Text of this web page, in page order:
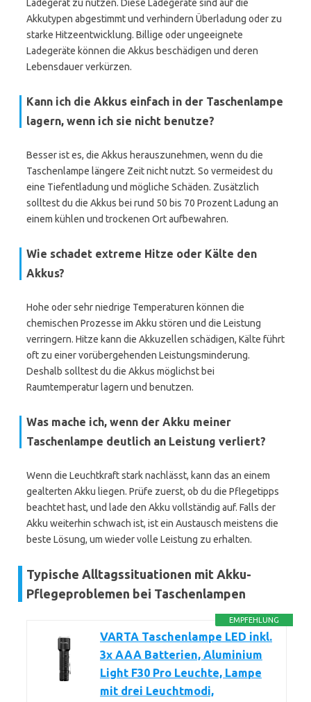
Ladegerät zu nutzen. Diese Ladegeräte sind auf die
Akkutypen abgestimmt und verhindern Überladung oder zu
starke Hitzeentwicklung. Billige oder ungeeignete
Ladegeräte können die Akkus beschädigen und deren
Lebensdauer verkürzen.
Kann ich die Akkus einfach in der Taschenlampe
lagern, wenn ich sie nicht benutze?
Besser ist es, die Akkus herauszunehmen, wenn du die
Taschenlampe längere Zeit nicht nutzt. So vermeidest du
eine Tiefentladung und mögliche Schäden. Zusätzlich
solltest du die Akkus bei rund 50 bis 70 Prozent Ladung an
einem kühlen und trockenen Ort aufbewahren.
Wie schadet extreme Hitze oder Kälte den
Akkus?
Hohe oder sehr niedrige Temperaturen können die
chemischen Prozesse im Akku stören und die Leistung
verringern. Hitze kann die Akkuzellen schädigen, Kälte führt
oft zu einer vorübergehenden Leistungsminderung.
Deshalb solltest du die Akkus möglichst bei
Raumtemperatur lagern und benutzen.
Was mache ich, wenn der Akku meiner
Taschenlampe deutlich an Leistung verliert?
Wenn die Leuchtkraft stark nachlässt, kann das an einem
gealterten Akku liegen. Prüfe zuerst, ob du die Pflegetipps
beachtet hast, und lade den Akku vollständig auf. Falls der
Akku weiterhin schwach ist, ist ein Austausch meistens die
beste Lösung, um wieder volle Leistung zu erhalten.
Typische Alltagssituationen mit Akku-
Pflegeproblemen bei Taschenlampen
EMPFEHLUNG
VARTA Taschenlampe LED inkl.
3x AAA Batterien, Aluminium
Light F30 Pro Leuchte, Lampe
mit drei Leuchtmodi,